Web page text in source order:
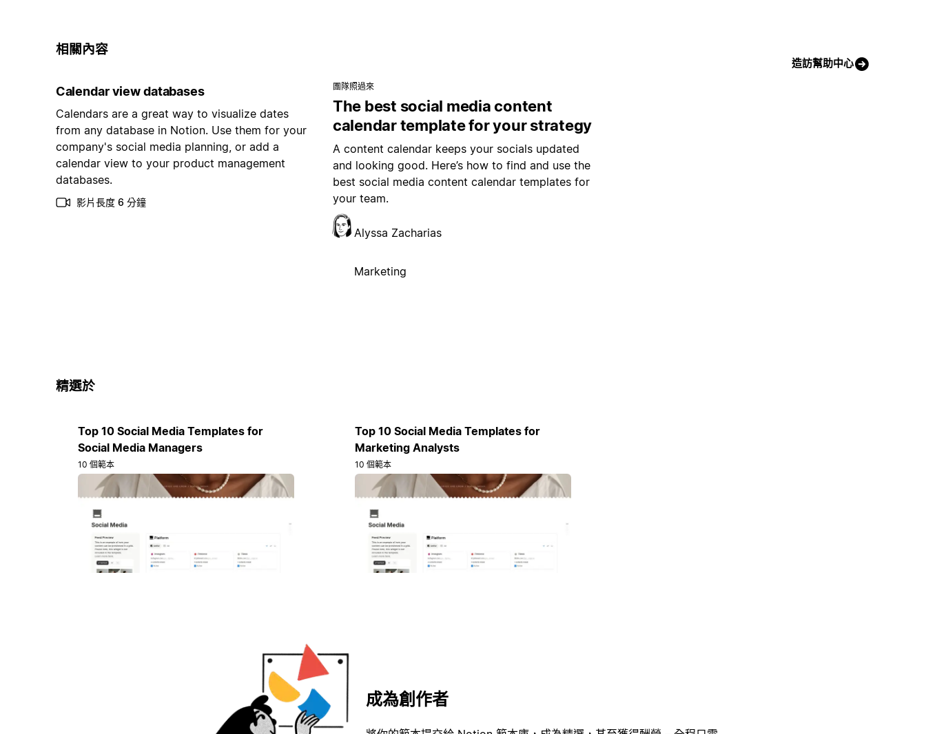
相關內容
造訪幫助中心
Calendar view databases
Calendars are a great way to visualize dates
from any database in Notion. Use them for your
company's social media planning, or add a
calendar view to your product management
databases.
影片長度 6 分鐘
團隊照過來
The best social media content
calendar template for your strategy
A content calendar keeps your socials updated
and looking good. Here’s how to find and use the
best social media content calendar templates for
your team.
Alyssa Zacharias
Marketing
精選於
Top 10 Social Media Templates for
Social Media Managers
10 個範本
Top 10 Social Media Templates for
Marketing Analysts
10 個範本
成為創作者